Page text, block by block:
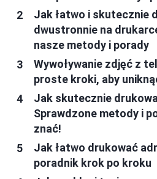
Jak łatwo i skutecznie
dwustronnie na
nasze metody i porady
Wywoływanie zdjęć z
proste kroki, aby
Jak skutecznie
Sprawdzone metody i
znać!
Jak łatwo drukować
poradnik krok po kroku